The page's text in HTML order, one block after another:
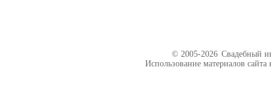
© 2005-2026 Свадебный
Использование материалов